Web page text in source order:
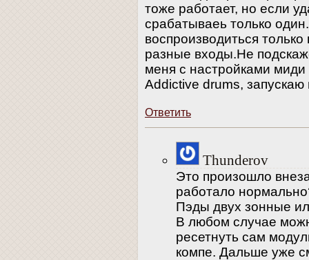
тоже работает, но если
срабатываеь только
воспроизводиться
разные входы.Не
меня с настройками миди
Addictive drums, запускаю
Ответить
Thunderov
Это произошло
работало
Пэды двух зонные
В любом случае
ресетнуть сам
компе. Дальше уже